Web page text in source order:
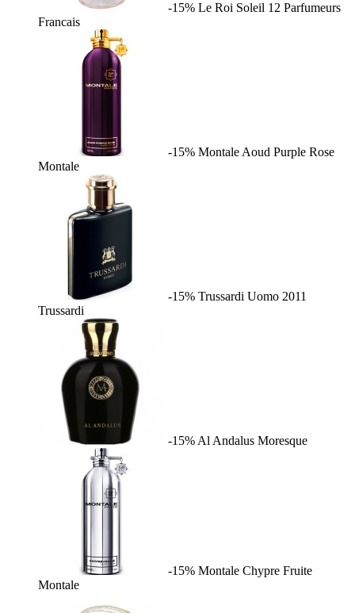
-15% Le Roi Soleil 12 Parfumeurs
Francais
-15% Montale Aoud Purple Rose
Montale
-15% Trussardi Uomo 2011
Trussardi
-15% Al Andalus Moresque
-15% Montale Chypre Fruite
Montale